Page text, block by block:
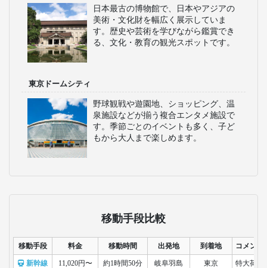
日本最古の博物館で、日本やアジアの
美術・文化財を幅広く展示していま
す。歴史や芸術を学びながら鑑賞でき
る、文化・教育の観光スポットです。
東京ドームシティ
野球観戦や遊園地、ショッピング、温
泉施設などが揃う複合エンタメ施設で
す。季節ごとのイベントも多く、子ど
もから大人まで楽しめます。
移動手段比較
移動手段 料金 移動時間 出発地 到着地 コメント
新幹線 11,020円〜 約1時間50分 岐阜羽島 東京 特大荷物